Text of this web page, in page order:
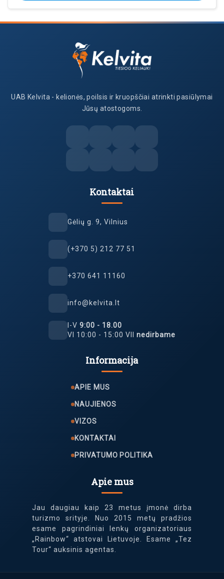
UAB Kelvita - kelionės, poilsis ir kruopščiai atrinkti pasiūlymai
Jūsų atostogoms.
Kontaktai
Gėlių g. 9, Vilnius
(+370 5) 212 77 51
+370 641 11160
info@kelvita.lt
I-V9:00 - 18.00
VI 10:00 - 15:00 VII nedirbame
Informacija
APIE MUS
NAUJIENOS
VIZOS
KONTAKTAI
PRIVATUMO POLITIKA
Apie mus
Jau daugiau kaip 23 metus įmonė dirba
turizmo srityje. Nuo 2015 metų pradžios
esame pagrindiniai lenkų organizatoriaus
„Rainbow“ atstovai Lietuvoje. Esame „Tez
Tour“ auksinis agentas.